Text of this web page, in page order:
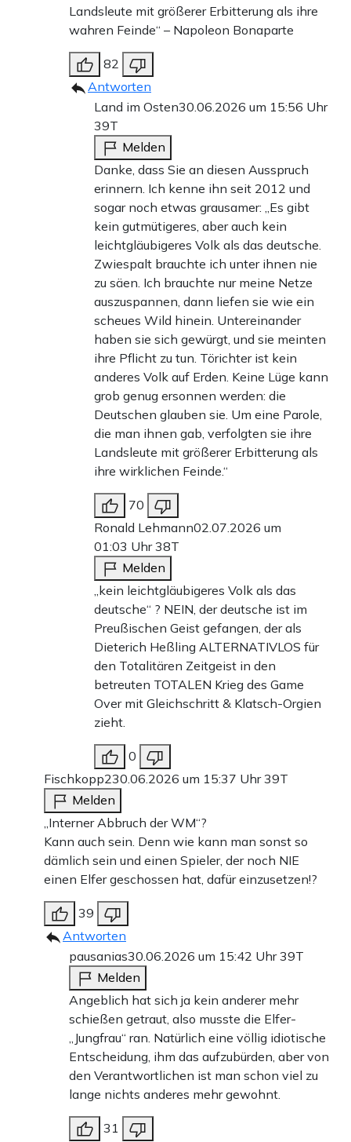
Landsleute mit größerer Erbitterung als ihre
wahren Feinde“ – Napoleon Bonaparte
82
Antworten
Land im Osten30.06.2026 um 15:56 Uhr
39T
Melden
Danke, dass Sie an diesen Ausspruch
erinnern. Ich kenne ihn seit 2012 und
sogar noch etwas grausamer: „Es gibt
kein gutmütigeres, aber auch kein
leichtgläubigeres Volk als das deutsche.
Zwiespalt brauchte ich unter ihnen nie
zu säen. Ich brauchte nur meine Netze
auszuspannen, dann liefen sie wie ein
scheues Wild hinein. Untereinander
haben sie sich gewürgt, und sie meinten
ihre Pflicht zu tun. Törichter ist kein
anderes Volk auf Erden. Keine Lüge kann
grob genug ersonnen werden: die
Deutschen glauben sie. Um eine Parole,
die man ihnen gab, verfolgten sie ihre
Landsleute mit größerer Erbitterung als
ihre wirklichen Feinde.“
70
Ronald Lehmann02.07.2026 um
01:03 Uhr38T
Melden
„kein leichtgläubigeres Volk als das
deutsche“ ? NEIN, der deutsche ist im
Preußischen Geist gefangen, der als
Dieterich Heßling ALTERNATIVLOS für
den Totalitären Zeitgeist in den
betreuten TOTALEN Krieg des Game
Over mit Gleichschritt & Klatsch-Orgien
zieht.
0
Fischkopp230.06.2026 um 15:37 Uhr39T
Melden
„Interner Abbruch der WM“?
Kann auch sein. Denn wie kann man sonst so
dämlich sein und einen Spieler, der noch NIE
einen Elfer geschossen hat, dafür einzusetzen!?
39
Antworten
pausanias30.06.2026 um 15:42 Uhr39T
Melden
Angeblich hat sich ja kein anderer mehr
schießen getraut, also musste die Elfer-
„Jungfrau“ ran. Natürlich eine völlig idiotische
Entscheidung, ihm das aufzubürden, aber von
den Verantwortlichen ist man schon viel zu
lange nichts anderes mehr gewohnt.
31